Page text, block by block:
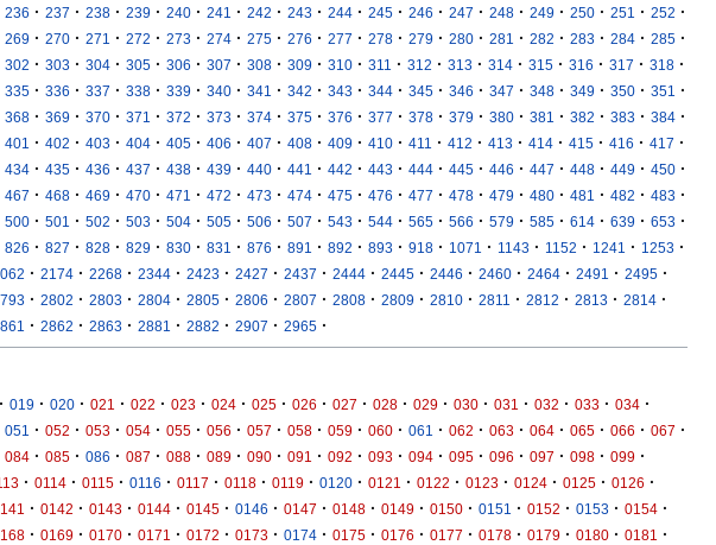
236 · 237 · 238 · 239 · 240 · 241 · 242 · 243 · 244 · 245 · 246 · 247 · 248 · 249 · 250 · 251 · 252 ·
269 · 270 · 271 · 272 · 273 · 274 · 275 · 276 · 277 · 278 · 279 · 280 · 281 · 282 · 283 · 284 · 285 ·
302 · 303 · 304 · 305 · 306 · 307 · 308 · 309 · 310 · 311 · 312 · 313 · 314 · 315 · 316 · 317 · 318 ·
335 · 336 · 337 · 338 · 339 · 340 · 341 · 342 · 343 · 344 · 345 · 346 · 347 · 348 · 349 · 350 · 351 ·
368 · 369 · 370 · 371 · 372 · 373 · 374 · 375 · 376 · 377 · 378 · 379 · 380 · 381 · 382 · 383 · 384 ·
401 · 402 · 403 · 404 · 405 · 406 · 407 · 408 · 409 · 410 · 411 · 412 · 413 · 414 · 415 · 416 · 417 ·
434 · 435 · 436 · 437 · 438 · 439 · 440 · 441 · 442 · 443 · 444 · 445 · 446 · 447 · 448 · 449 · 450 ·
467 · 468 · 469 · 470 · 471 · 472 · 473 · 474 · 475 · 476 · 477 · 478 · 479 · 480 · 481 · 482 · 483 ·
500 · 501 · 502 · 503 · 504 · 505 · 506 · 507 · 543 · 544 · 565 · 566 · 579 · 585 · 614 · 639 · 653 ·
826 · 827 · 828 · 829 · 830 · 831 · 876 · 891 · 892 · 893 · 918 · 1071 · 1143 · 1152 · 1241 · 1253 ·
· 2174 · 2268 · 2344 · 2423 · 2427 · 2437 · 2444 · 2445 · 2446 · 2460 · 2464 · 2491 · 2495 ·
· 2802 · 2803 · 2804 · 2805 · 2806 · 2807 · 2808 · 2809 · 2810 · 2811 · 2812 · 2813 · 2814 ·
· 2862 · 2863 · 2881 · 2882 · 2907 · 2965 ·
· 019 · 020 · 021 · 022 · 023 · 024 · 025 · 026 · 027 · 028 · 029 · 030 · 031 · 032 · 033 · 034 ·
051 · 052 · 053 · 054 · 055 · 056 · 057 · 058 · 059 · 060 · 061 · 062 · 063 · 064 · 065 · 066 · 067 ·
084 · 085 · 086 · 087 · 088 · 089 · 090 · 091 · 092 · 093 · 094 · 095 · 096 · 097 · 098 · 099 ·
· 0114 · 0115 · 0116 · 0117 · 0118 · 0119 · 0120 · 0121 · 0122 · 0123 · 0124 · 0125 · 0126 ·
· 0142 · 0143 · 0144 · 0145 · 0146 · 0147 · 0148 · 0149 · 0150 · 0151 · 0152 · 0153 · 0154 ·
· 0169 · 0170 · 0171 · 0172 · 0173 · 0174 · 0175 · 0176 · 0177 · 0178 · 0179 · 0180 · 0181 ·